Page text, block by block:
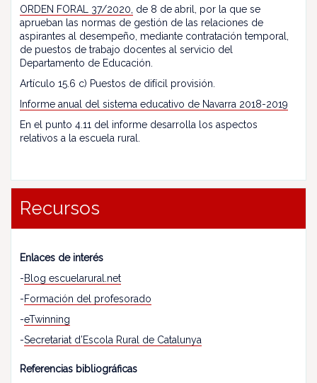
ORDEN FORAL 37/2020, de 8 de abril, por la que se
aprueban las normas de gestión de las relaciones de
aspirantes al desempeño, mediante contratación temporal,
de puestos de trabajo docentes al servicio del
Departamento de Educación.
Artículo 15.6 c) Puestos de difícil provisión.
Informe anual del sistema educativo de Navarra 2018-2019
En el punto 4.11 del informe desarrolla los aspectos
relativos a la escuela rural.
Recursos
Enlaces de interés
-Blog escuelarural.net
-Formación del profesorado
-eTwinning
-Secretariat d’Escola Rural de Catalunya
Referencias bibliográficas